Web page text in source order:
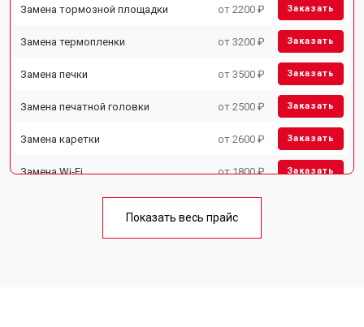
Замена тормозной площадки от 2200 ₽ Заказать
Замена термопленки от 3200 ₽ Заказать
Замена печки от 3500 ₽ Заказать
Замена печатной головки от 2500 ₽ Заказать
Замена каретки от 2600 ₽ Заказать
Замена Wi-Fi от 1800 ₽ Заказать
от 2600 ₽
Показать весь прайс